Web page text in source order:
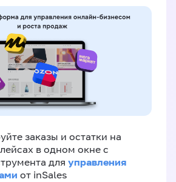
заказы и остатки на
в одном окне с
для управления
от inSales